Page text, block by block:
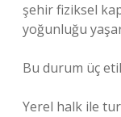
şehir fiziksel
yoğunluğu
Bu durum üç
Yerel halk ile